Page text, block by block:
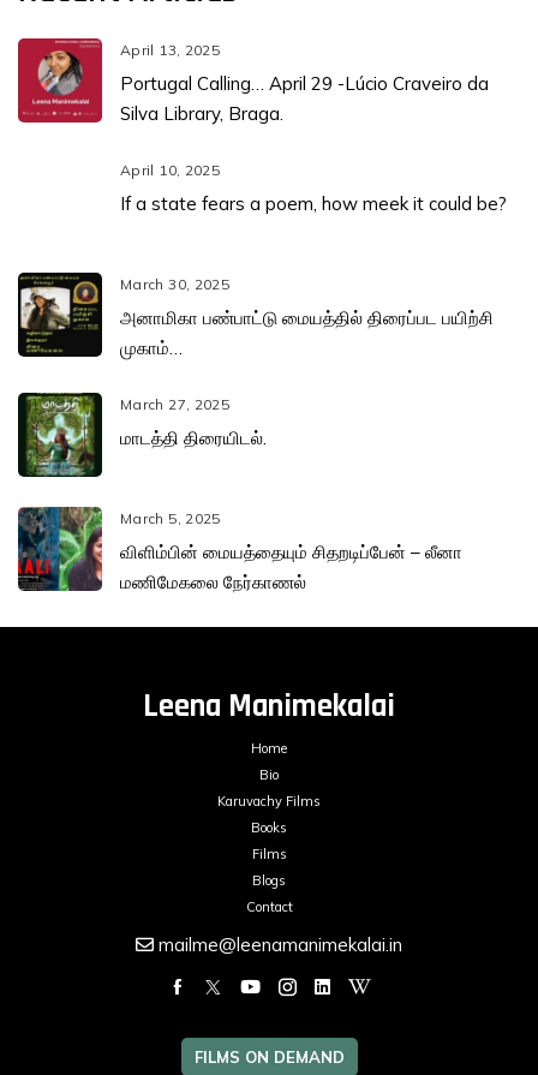
April 13, 2025
Portugal Calling… April 29 -Lúcio Craveiro da
Silva Library, Braga.
April 10, 2025
If a state fears a poem, how meek it could be?
March 30, 2025
அனாமிகா பண்பாட்டு மையத்தில் திரைப்பட பயிற்சி
முகாம்…
March 27, 2025
மாடத்தி திரையிடல்.
March 5, 2025
விளிம்பின் மையத்தையும் சிதறடிப்பேன் – லீனா
மணிமேகலை நேர்காணல்
Leena Manimekalai
Home
Bio
Karuvachy Films
Books
Films
Blogs
Contact
mailme@leenamanimekalai.in
FILMS ON DEMAND